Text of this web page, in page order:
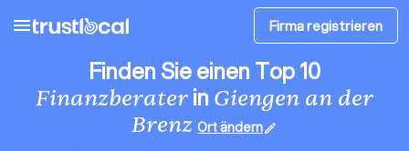
menu Firma registrieren
Finden Sie einen Top 10
Finanzberaterin Giengen an der
Brenz Ort ändernedit